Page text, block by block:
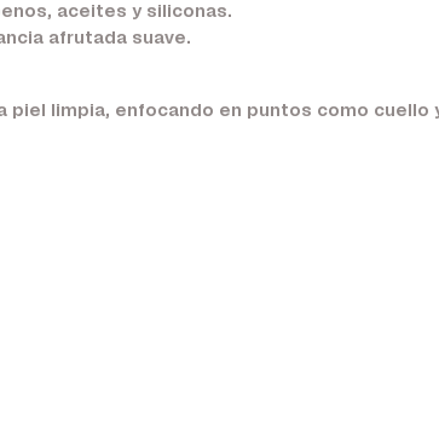
aceites y siliconas.
afrutada suave.
piel limpia, enfocando en puntos como cuello